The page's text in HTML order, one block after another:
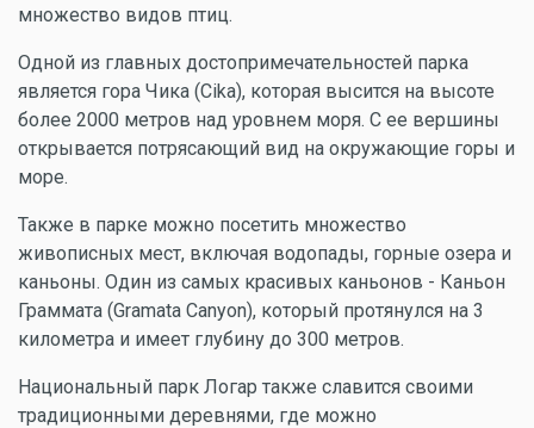
множество видов птиц.
Одной из главных достопримечательностей парка
является гора Чика (Cika), которая высится на высоте
более 2000 метров над уровнем моря. С ее вершины
открывается потрясающий вид на окружающие горы и
море.
Также в парке можно посетить множество
живописных мест, включая водопады, горные озера и
каньоны. Один из самых красивых каньонов - Каньон
Граммата (Gramata Canyon), который протянулся на 3
километра и имеет глубину до 300 метров.
Национальный парк Логар также славится своими
традиционными деревнями, где можно